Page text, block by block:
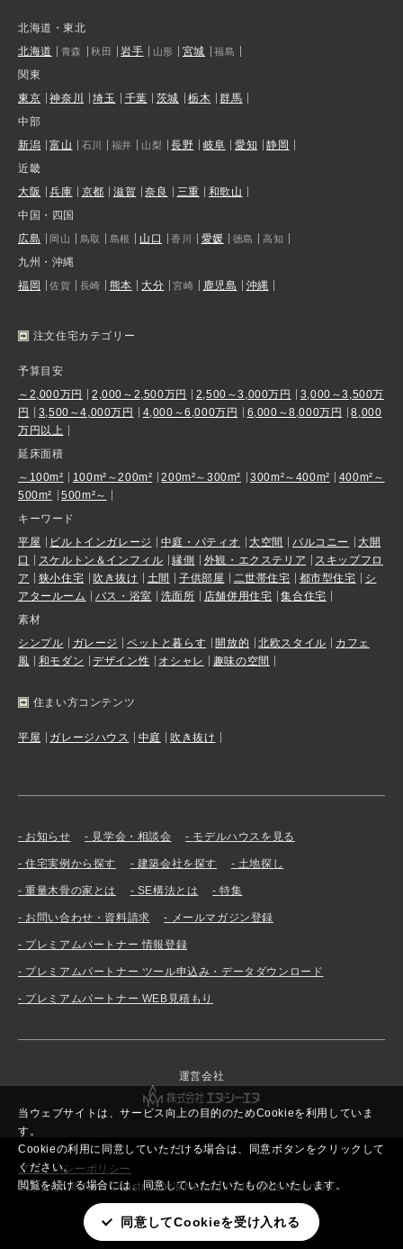
当ウェブサイトは、サービス向上の目的のためCookieを利用していま
す。
Cookieの利用に同意していただける場合は、同意ボタンをクリックして
ください。
閲覧を続ける場合には、同意していただいたものといたします。
同意してCookieを受け入れる
北海道・東北
北海道
青森 秋田 岩手 山形 宮城 福島
関東
東京
神奈川 埼玉 千葉 茨城 栃木
群馬
中部
新潟
富山 石川 福井 山梨 長野 岐阜 愛知
静岡
近畿
大阪
兵庫 京都 滋賀 奈良 三重
和歌山
中国・四国
広島
岡山 鳥取 島根 山口 香川 愛媛 徳島 高知
九州・沖縄
福岡
佐賀 長崎 熊本 大分 宮崎 鹿児島 沖縄
注文住宅カテゴリー
予算目安
～2,000万円
2,000～2,500万円 2,500～3,000万円
3,000～3,500万
円
3,500～4,000万円 4,000～6,000万円 6,000～8,000万円
8,000
万円以上
延床面積
～100m²
100m²～200m² 200m²～300m² 300m²～400m²
400m²～
500m²
500m²～
キーワード
平屋
ビルトインガレージ 中庭・パティオ 大空間 バルコニー
大開
口
スケルトン＆インフィル 縁側 外観・エクステリア
スキップフロ
ア
狭小住宅 吹き抜け 土間 子供部屋 二世帯住宅 都市型住宅
シ
アタールーム
バス・浴室 洗面所 店舗併用住宅
集合住宅
素材
シンプル
ガレージ ペットと暮らす 開放的 北欧スタイル
カフェ
風
和モダン デザイン性 オシャレ 趣味の空間
住まい方コンテンツ
平屋 ガレージハウス 中庭 吹き抜け
お知らせ 見学会・相談会 モデルハウスを見る
住宅実例から探す 建築会社を探す 土地探し
重量木骨の家とは SE構法とは 特集
お問い合わせ・資料請求 メールマガジン登録
プレミアムパートナー 情報登録
プレミアムパートナー ツール申込み・データダウンロード
プレミアムパートナー WEB見積もり
運営会社
プライバシーポリシー
Copyright© New Constructor’s Network. All rights reserved.